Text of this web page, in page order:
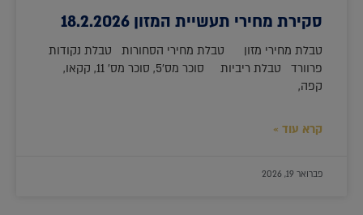
סקירת מחירי תעשיית המזון 18.2.2026
טבלת מחירי מזון טבלת מחירי הסחורות טבלת נקודות
פרוורד טבלת ריביות סוכר מס'5, סוכר מס' 11, קקאו,
קפה,
קרא עוד »
פברואר 19, 2026